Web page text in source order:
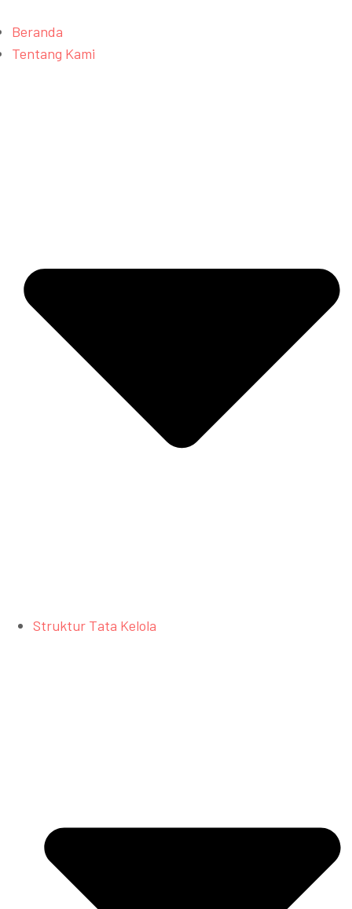
Beranda
Tentang Kami
Struktur Tata Kelola